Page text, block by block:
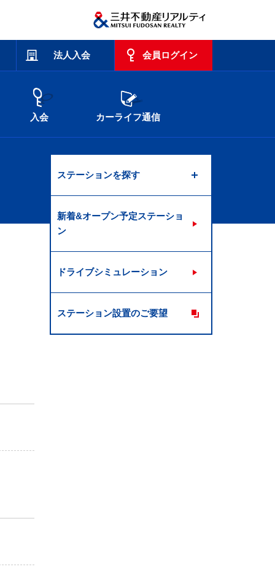
法人入会 会員ログイン
入会 カーライフ通信
ステーションを探す
新着&オープン予定ステーショ
ン
ドライブシミュレーション
ステーション設置のご要望